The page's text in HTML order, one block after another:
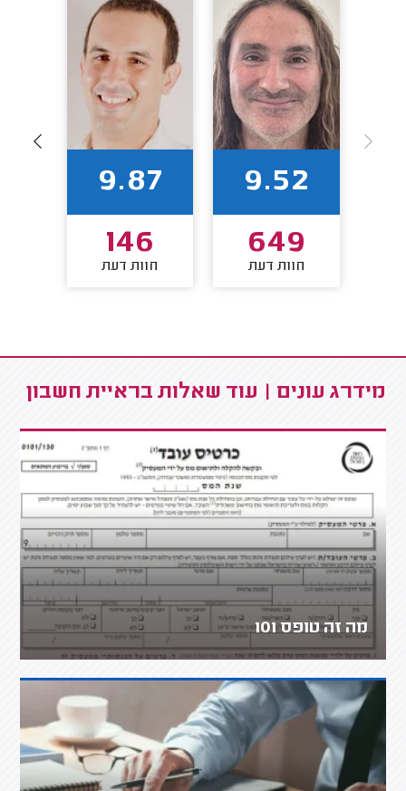
9.52
649
חוות דעת
9.87
146
חוות דעת
מידרג עונים | עוד שאלות בראיית חשבון
מה זה טופס 101